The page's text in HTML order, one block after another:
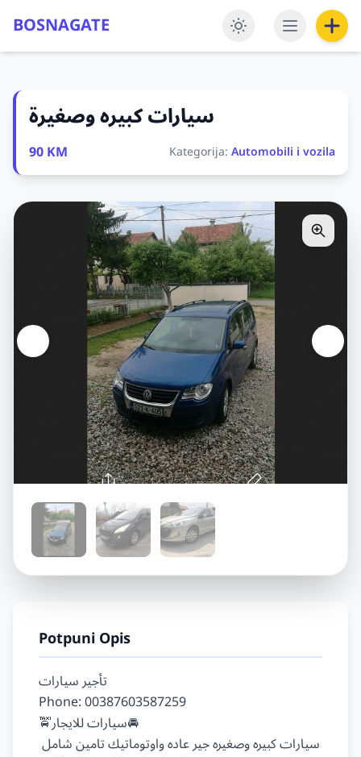
BOSNAGATE
سيارات كبيره وصغيرة
90 KM Kategorija:Automobili i vozila
Potpuni Opis
تأجير سيارات
Phone: 00387603587259
🚖سيارات للايجار🚘